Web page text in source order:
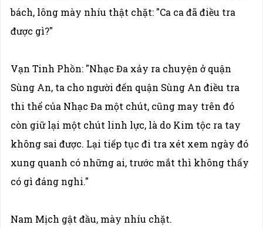
bách, lông mày nhíu thật chặt: "Ca ca đã điều tra
được gì?"
Vạn Tinh Phồn: "Nhạc Đa xảy ra chuyện ở quận
Sùng An, ta cho người đến quận Sùng An điều tra
thi thể của Nhạc Đa một chút, cũng may trên đó
còn giữ lại một chút linh lực, là do Kim tộc ra tay
không sai được. Lại tiếp tục đi tra xét xem ngày đó
xung quanh có những ai, trước mắt thì không thấy
có gì đáng nghi."
Nam Mịch gật đầu, mày nhíu chặt.